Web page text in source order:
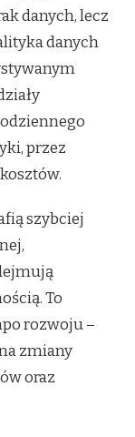
danych, lecz
danych
przez
szybciej
To
rozwoju –
zmiany
oraz